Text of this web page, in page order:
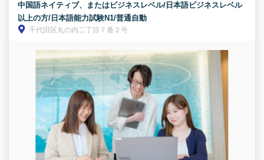
中国語ネイティブ、またはビジネスレベル/日本語ビジネスレベル
以上の方/日本語能力試験N1/普通自動
千代田区丸の内二丁目７番２号